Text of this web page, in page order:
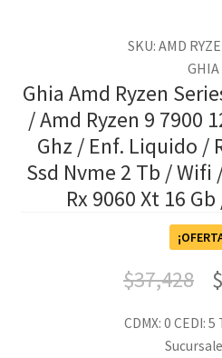
SKU: AMD
GHIA
Ghia Amd Ryzen
/ Amd Ryzen 9 7900
Ghz / Enf. Liquido /
Ssd Nvme 2 Tb / Wifi
Rx 9060 Xt 16
$37,428 $
CDMX: 0 CEDI: 5